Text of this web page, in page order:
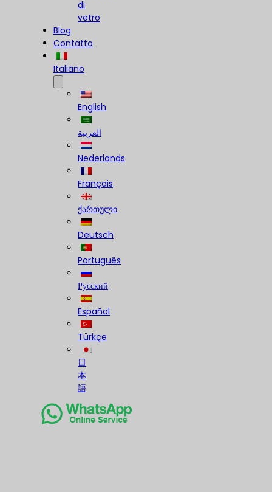
di
vetro
Blog
Contatto
Italiano
English
العربية
Nederlands
Français
ქართული
Deutsch
Português
Русский
Español
Türkçe
日
本
語